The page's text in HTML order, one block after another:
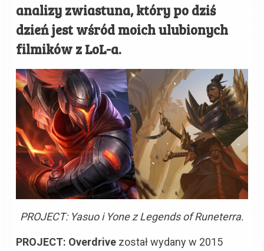
analizy zwiastuna, który po dziś
dzień jest wśród moich ulubionych
filmików z LoL-a.
PROJECT: Yasuo i Yone z Legends of Runeterra.
PROJECT: Overdrive został wydany w 2015